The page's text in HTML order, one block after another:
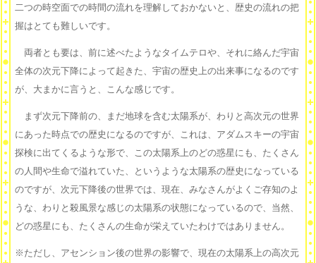
二つの時空面での時間の流れを理解しておかないと、歴史の流れの把
握はとても難しいです。
両者とも要は、前に述べたようなタイムテロや、それに絡んだ宇宙
全体の次元下降によって起きた、宇宙の歴史上の出来事になるのです
が、大まかに言うと、こんな感じです。
まず次元下降前の、まだ地球を含む太陽系が、わりと高次元の世界
にあった時点での歴史になるのですが、これは、アダムスキーの宇宙
探検に出てくるような形で、この太陽系上のどの惑星にも、たくさん
の人間や生命で溢れていた、というような太陽系の歴史になっている
のですが、次元下降後の世界では、現在、みなさんがよくご存知のよ
うな、わりと殺風景な感じの太陽系の状態になっているので、当然、
どの惑星にも、たくさんの生命が栄えていたわけではありません。
※ただし、アセンション後の世界の影響で、現在の太陽系上の高次元